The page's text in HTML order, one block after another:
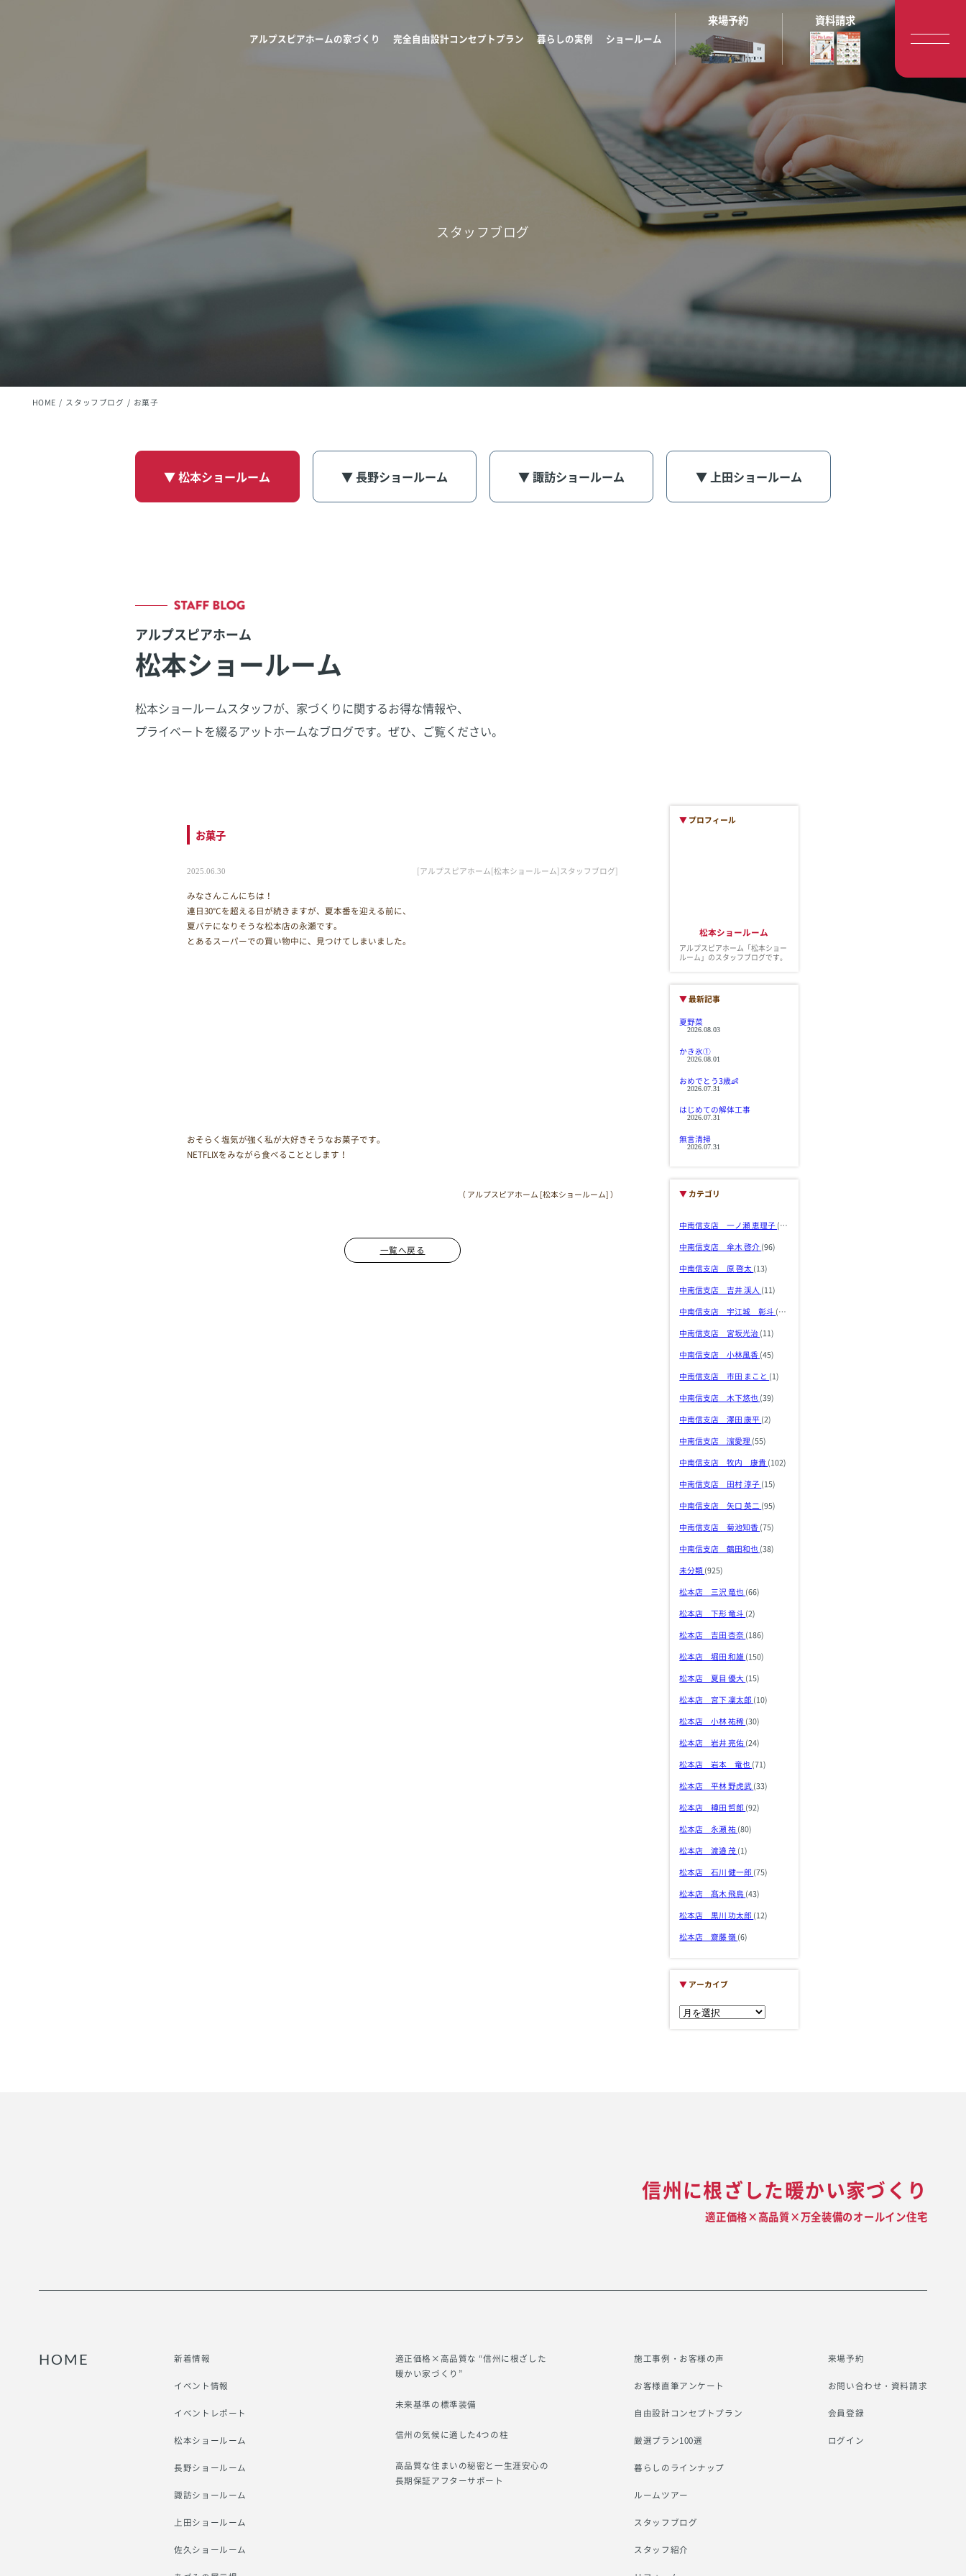
アルプスピアホームの家づくり 完全自由設計コンセプトプラン 暮らしの実例 ショールーム
来場予約 資料請求
スタッフブログ
HOME スタッフブログ お菓子
▼ 松本ショールーム ▼ 長野ショールーム ▼ 諏訪ショールーム ▼ 上田ショールーム
アルプスピアホーム
松本ショールーム
松本ショールームスタッフが、家づくりに関するお得な情報や、
プライベートを綴るアットホームなブログです。ぜひ、ご覧ください。
お菓子
2025.06.30 [アルプスピアホーム[松本ショールーム]スタッフブログ]
みなさんこんにちは！
連日30℃を超える日が続きますが、夏本番を迎える前に、
夏バテになりそうな松本店の永瀬です。
とあるスーパーでの買い物中に、見つけてしまいました。
おそらく塩気が強く私が大好きそうなお菓子です。
NETFLIXをみながら食べることとします！
（ アルプスピアホーム [松本ショールーム] ）
一覧へ戻る
▼ プロフィール
松本ショールーム
アルプスピアホーム「松本ショー
ルーム」のスタッフブログです。
▼最新記事
夏野菜
2026.08.03
かき氷①
2026.08.01
おめでとう3歳👶
2026.07.31
はじめての解体工事
2026.07.31
無言清掃
2026.07.31
▼ カテゴリ
中南信支店 一ノ瀬 恵理子 (103)
中南信支店 傘木 啓介 (96)
中南信支店 原 啓太 (13)
中南信支店 吉井 渓人 (11)
中南信支店 宇江城 彰斗 (36)
中南信支店 宮坂光治 (11)
中南信支店 小林風香 (45)
中南信支店 市田 まこと (1)
中南信支店 木下悠也 (39)
中南信支店 澤田 康平 (2)
中南信支店 濵愛理 (55)
中南信支店 牧内 康貴 (102)
中南信支店 田村 淳子 (15)
中南信支店 矢口 英二 (95)
中南信支店 菊池知香 (75)
中南信支店 鶴田和也 (38)
未分類 (925)
松本店 三沢 竜也 (66)
松本店 下形 竜斗 (2)
松本店 吉田 杏奈 (186)
松本店 堀田 和雄 (150)
松本店 夏目 優大 (15)
松本店 宮下 凜太郎 (10)
松本店 小林 祐稀 (30)
松本店 岩井 亮佑 (24)
松本店 岩本 竜也 (71)
松本店 平林 野虎武 (33)
松本店 樽田 哲郎 (92)
松本店 永瀬 祐 (80)
松本店 渡邉 茂 (1)
松本店 石川 健一郎 (75)
松本店 髙木 飛鳥 (43)
松本店 黒川 功太郎 (12)
松本店 齋藤 嶺 (6)
▼ アーカイブ
信州に根ざした暖かい家づくり
適正価格×高品質×万全装備のオールイン住宅
HOME 新着情報
イベント情報
イベントレポート
松本ショールーム
長野ショールーム
諏訪ショールーム
上田ショールーム
佐久ショールーム
適正価格×高品質な “信州に根ざした
暖かい家づくり”
未来基準の標準装備
信州の気候に適した4つの柱
高品質な住まいの秘密と一生涯安心の
長期保証アフターサポート
施工事例・お客様の声
お客様直筆アンケート
自由設計コンセプトプラン
厳選プラン100選
暮らしのラインナップ
ルームツアー
スタッフブログ
スタッフ紹介
来場予約
お問い合わせ・資料請求
会員登録
ログイン